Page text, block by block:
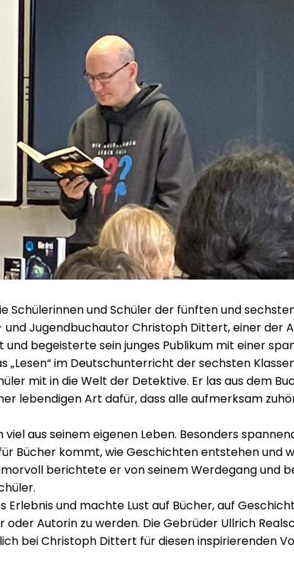
Schülerinnen und Schüler der fünften und
Jugendbuchautor Christoph Dittert, einer der
und begeisterte sein junges Publikum mit einer
im Deutschunterricht der sechsten
mit in die Welt der Detektive. Er las aus dem
lebendigen Art dafür, dass alle aufmerksam
aus seinem eigenen Leben. Besonders
Bücher kommt, wie Geschichten entstehen und
berichtete er von seinem Werdegang und
Erlebnis und machte Lust auf Bücher, auf
Autorin zu werden. Die Gebrüder Ullrich
bei Christoph Dittert für diesen inspirierenden